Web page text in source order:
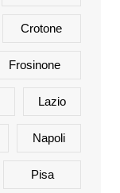
Crotone
Frosinone
Lazio
Napoli
Pisa